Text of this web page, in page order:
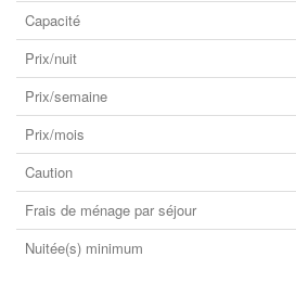
Capacité
Prix/nuit
Prix/semaine
Prix/mois
Caution
Frais de ménage par séjour
Nuitée(s) minimum